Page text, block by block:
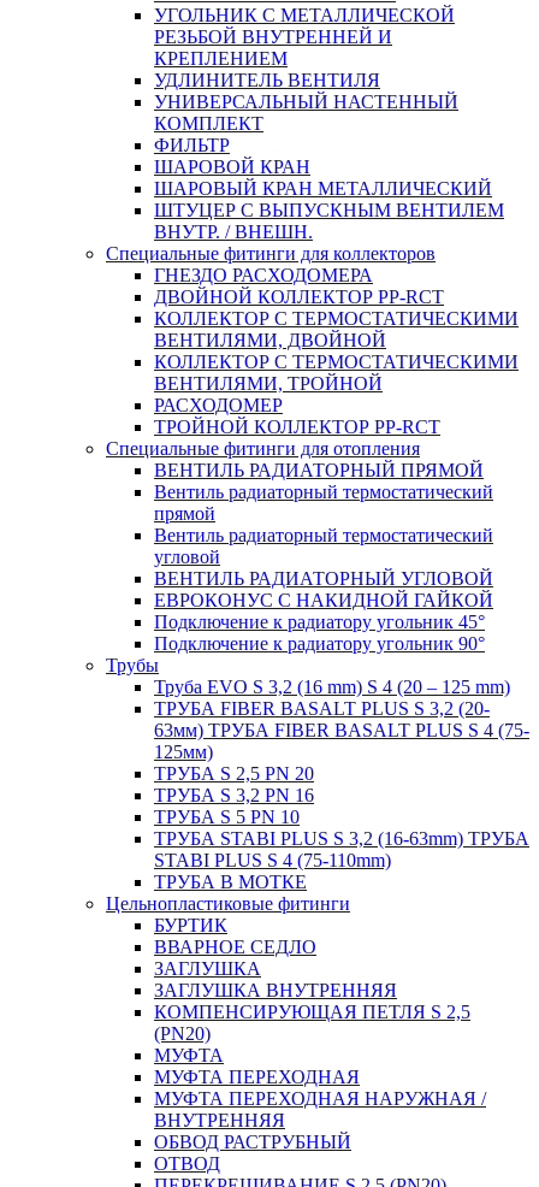
УГОЛЬНИК С МЕТАЛЛИЧЕСКОЙ
РЕЗЬБОЙ ВНУТРЕННЕЙ И
КРЕПЛЕНИЕМ
УДЛИНИТЕЛЬ ВЕНТИЛЯ
УНИВЕРСАЛЬНЫЙ НАСТЕННЫЙ
КОМПЛЕКТ
ФИЛЬТР
ШАРОВОЙ КРАН
ШАРОВЫЙ КРАН МЕТАЛЛИЧЕСКИЙ
ШТУЦЕР С ВЫПУСКНЫМ ВЕНТИЛЕМ
ВНУТР. / ВНЕШН.
Специальные фитинги для коллекторов
ГНЕЗДО РАСХОДОМЕРА
ДВОЙНОЙ КОЛЛЕКТОР PP-RCT
КОЛЛЕКТОР С ТЕРМОСТАТИЧЕСКИМИ
ВЕНТИЛЯМИ, ДВОЙНОЙ
КОЛЛЕКТОР С ТЕРМОСТАТИЧЕСКИМИ
ВЕНТИЛЯМИ, ТРОЙНОЙ
РАСХОДОМЕР
ТРОЙНОЙ КОЛЛЕКТОР PP-RCT
Специальные фитинги для отопления
ВЕНТИЛЬ РАДИАТОРНЫЙ ПРЯМОЙ
Вентиль радиаторный термостатический
прямой
Вентиль радиаторный термостатический
угловой
ВЕНТИЛЬ РАДИАТОРНЫЙ УГЛОВОЙ
ЕВРОКОНУС С НАКИДНОЙ ГАЙКОЙ
Подключение к радиатору угольник 45°
Подключение к радиатору угольник 90°
Трубы
Труба EVO S 3,2 (16 mm) S 4 (20 – 125 mm)
ТРУБА FIBER BASALT PLUS S 3,2 (20-
63мм) ТРУБА FIBER BASALT PLUS S 4 (75-
125мм)
ТРУБА S 2,5 PN 20
ТРУБА S 3,2 PN 16
ТРУБА S 5 PN 10
ТРУБА STABI PLUS S 3,2 (16-63mm) ТРУБА
STABI PLUS S 4 (75-110mm)
ТРУБА В МОТКЕ
Цельнопластиковые фитинги
БУРТИК
ВВАРНОЕ СЕДЛО
ЗАГЛУШКА
ЗАГЛУШКА ВНУТРЕННЯЯ
КОМПЕНСИРУЮЩАЯ ПЕТЛЯ S 2,5
(PN20)
МУФТА
МУФТА ПЕРЕХОДНАЯ
МУФТА ПЕРЕХОДНАЯ НАРУЖНАЯ /
ВНУТРЕННЯЯ
ОБВОД РАСТРУБНЫЙ
ОТВОД